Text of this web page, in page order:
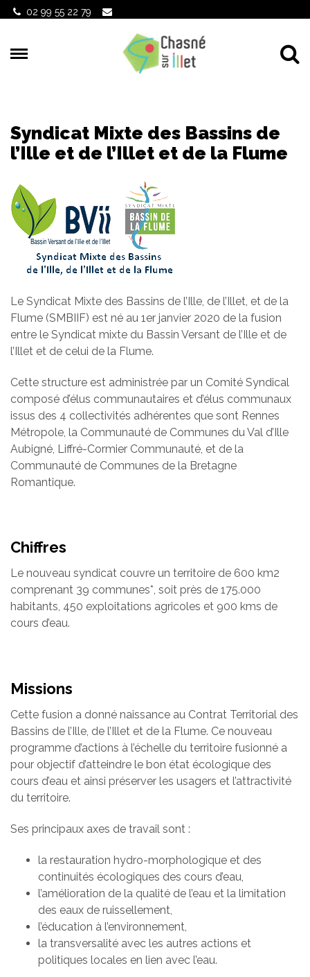
Gestion des traceurs
02 99 55 22 79
Syndicat Mixte des Bassins de
l’Ille et de l’Illet et de la Flume
Le Syndicat Mixte des Bassins de l’Ille, de l’Illet, et de la
Flume (SMBIIF) est né au 1er janvier 2020 de la fusion
entre le Syndicat mixte du Bassin Versant de l’Ille et de
l’Illet et de celui de la Flume.
Cette structure est administrée par un Comité Syndical
composé d’élus communautaires et d’élus communaux
issus des 4 collectivités adhérentes que sont Rennes
Métropole, la Communauté de Communes du Val d’Ille
Aubigné, Liffré-Cormier Communauté, et de la
Communauté de Communes de la Bretagne
Romantique.
Chiffres
Le nouveau syndicat couvre un territoire de 600 km2
comprenant 39 communes*, soit près de 175.000
habitants, 450 exploitations agricoles et 900 kms de
cours d’eau.
Missions
Cette fusion a donné naissance au Contrat Territorial des
Bassins de l’Ille, de l’Illet et de la Flume. Ce nouveau
programme d’actions à l’échelle du territoire fusionné a
pour objectif d’atteindre le bon état écologique des
cours d’eau et ainsi préserver les usagers et l’attractivité
du territoire.
Ses principaux axes de travail sont :
la restauration hydro-morphologique et des
continuités écologiques des cours d’eau,
l’amélioration de la qualité de l’eau et la limitation
des eaux de ruissellement,
l’éducation à l’environnement,
la transversalité avec les autres actions et
politiques locales en lien avec l’eau.